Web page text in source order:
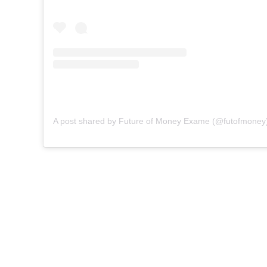
A post shared by Future of Money Exame